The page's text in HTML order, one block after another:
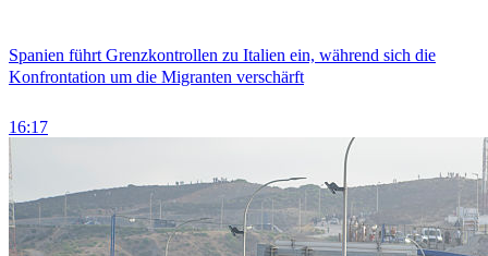
Spanien führt Grenzkontrollen zu Italien ein, während sich die
Konfrontation um die Migranten verschärft
16:17